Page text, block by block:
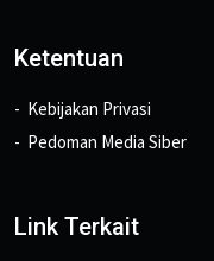
Ketentuan
Kebijakan Privasi
Pedoman Media Siber
Link Terkait